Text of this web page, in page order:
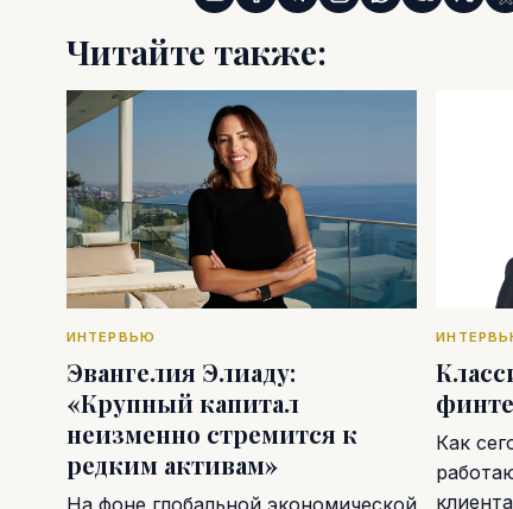
Читайте также:
ИНТЕРВЬЮ
Эвангелия Элиаду:
«Крупный капитал
неизменно стремится к
редким активам»
На фоне глобальной экономической
Как